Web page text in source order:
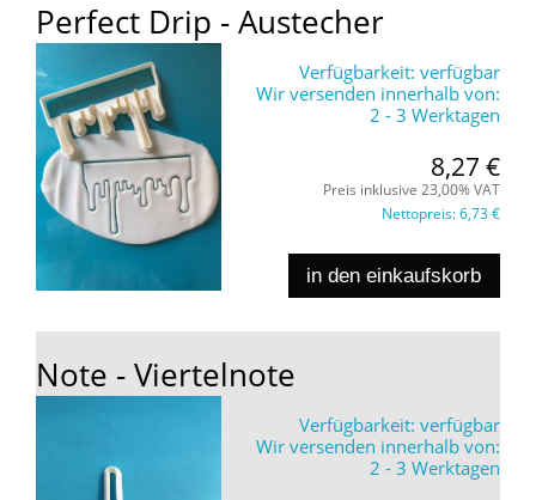
Perfect Drip - Austecher
Verfügbarkeit: verfügbar
Wir versenden innerhalb von:
2 - 3 Werktagen
8,27 €
Preis inklusive 23,00% VAT
Nettopreis:6,73 €
in den einkaufskorb
Note - Viertelnote
Verfügbarkeit: verfügbar
Wir versenden innerhalb von:
2 - 3 Werktagen